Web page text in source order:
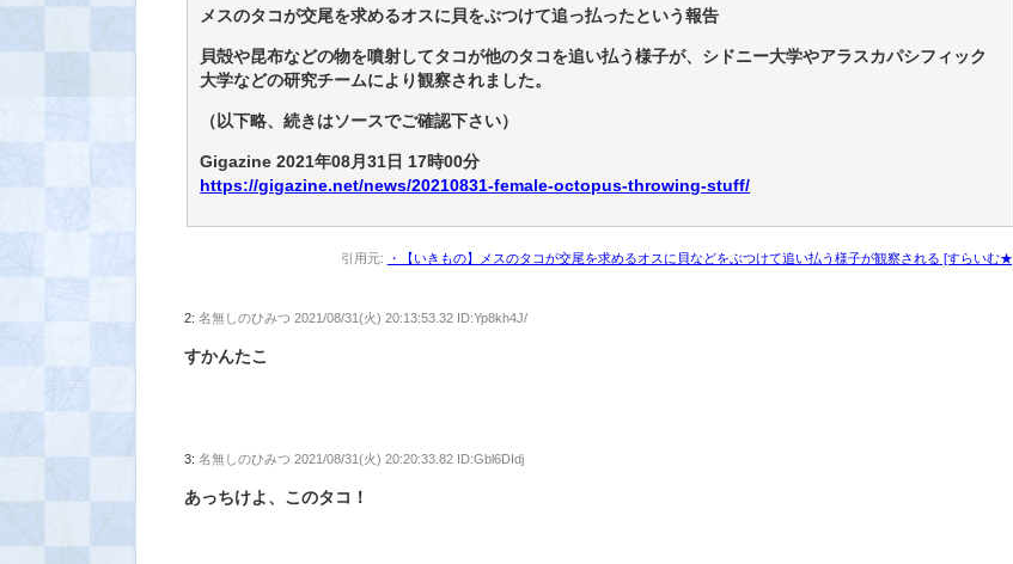
メスのタコが交尾を求めるオスに貝をぶつけて追っ払ったという報告
貝殻や昆布などの物を噴射してタコが他のタコを追い払う様子が、シドニー大学やアラスカパシフィック
大学などの研究チームにより観察されました。
（以下略、続きはソースでご確認下さい）
Gigazine 2021年08月31日 17時00分
https://gigazine.net/news/20210831-female-octopus-throwing-stuff/
引用元: ・【いきもの】メスのタコが交尾を求めるオスに貝などをぶつけて追い払う様子が観察される [すらいむ★]
2:名無しのひみつ 2021/08/31(火) 20:13:53.32 ID:Yp8kh4J/
すかんたこ
3:名無しのひみつ 2021/08/31(火) 20:20:33.82 ID:Gbl6DIdj
あっちけよ、このタコ！